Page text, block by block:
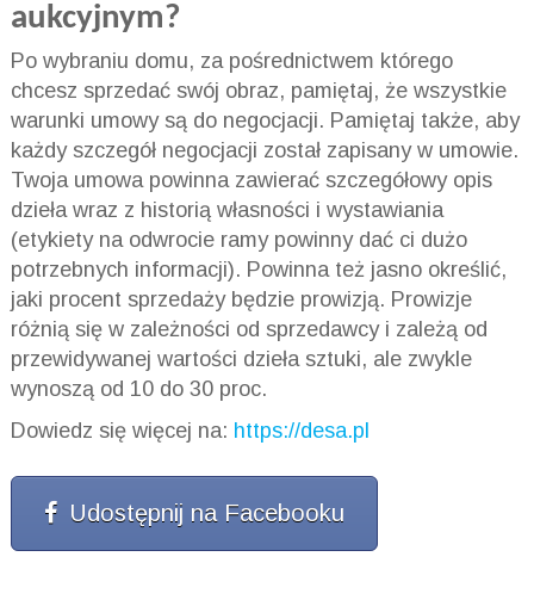
aukcyjnym?
Po wybraniu domu, za pośrednictwem którego
chcesz sprzedać swój obraz, pamiętaj, że wszystkie
warunki umowy są do negocjacji. Pamiętaj także, aby
każdy szczegół negocjacji został zapisany w umowie.
Twoja umowa powinna zawierać szczegółowy opis
dzieła wraz z historią własności i wystawiania
(etykiety na odwrocie ramy powinny dać ci dużo
potrzebnych informacji). Powinna też jasno określić,
jaki procent sprzedaży będzie prowizją. Prowizje
różnią się w zależności od sprzedawcy i zależą od
przewidywanej wartości dzieła sztuki, ale zwykle
wynoszą od 10 do 30 proc.
Dowiedz się więcej na: https://desa.pl
Udostępnij na Facebooku